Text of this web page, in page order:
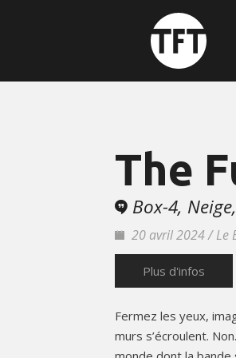
The
Box-4,
20 avril 2024 / Le
Plus d'infos
Fermez les yeux,
murs s’écroulent.